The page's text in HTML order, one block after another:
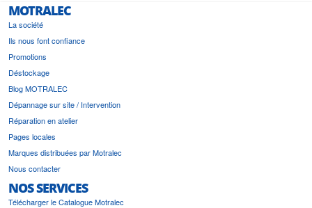
MOTRALEC
La société
Ils nous font confiance
Promotions
Déstockage
Blog MOTRALEC
Dépannage sur site / Intervention
Réparation en atelier
Pages locales
Marques distribuées par Motralec
Nous contacter
NOS SERVICES
Télécharger le Catalogue Motralec